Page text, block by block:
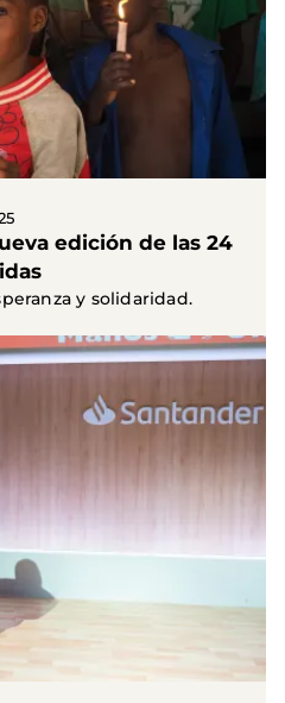
edición de las 24
y solidaridad.